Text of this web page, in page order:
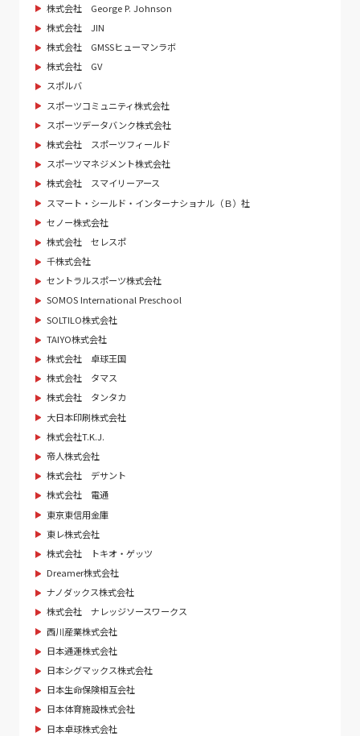
株式会社 George P. Johnson
株式会社 JIN
株式会社 GMSSヒューマンラボ
株式会社 GV
スポルバ
スポーツコミュニティ株式会社
スポーツデータバンク株式会社
株式会社 スポーツフィールド
スポーツマネジメント株式会社
株式会社 スマイリーアース
スマート・シールド・インターナショナル（Ｂ）社
セノー株式会社
株式会社 セレスポ
千株式会社
セントラルスポーツ株式会社
SOMOS International Preschool
SOLTILO株式会社
TAIYO株式会社
株式会社 卓球王国
株式会社 タマス
株式会社 タンタカ
大日本印刷株式会社
株式会社T.K.J.
帝人株式会社
株式会社 デサント
株式会社 電通
東京東信用金庫
東レ株式会社
株式会社 トキオ・ゲッツ
Dreamer株式会社
ナノダックス株式会社
株式会社 ナレッジソースワークス
西川産業株式会社
日本通運株式会社
日本シグマックス株式会社
日本生命保険相互会社
日本体育施設株式会社
日本卓球株式会社